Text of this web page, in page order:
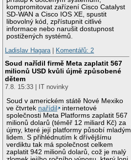
kompromitovat zařízení Cisco Catalyst
SD-WAN a Cisco IOS XE, spustit
libovolný kód, zpřístupnit citlivé
informace nebo narušit dostupnost
postižených systémů.
Ladislav Hagara| Komentářů: 2
Soud nařídil firmě Meta zaplatit 567
milionů USD kvůli újmě způsobené
dětem
7.8. 15:33 | IT novinky
Soud v americkém státě Nové Mexiko
ve čtvrtek nařídil
internetové
společnosti Meta Platforms zaplatit 567
milionů dolarů (téměř 12 miliard Kč) za
újmy, které její platformy působí mladým
lidem. S přihlédnutím k dřívějšímu
verdiktu tak má společnost celkem
zaplatit 942 milionů dolarů, což je malý